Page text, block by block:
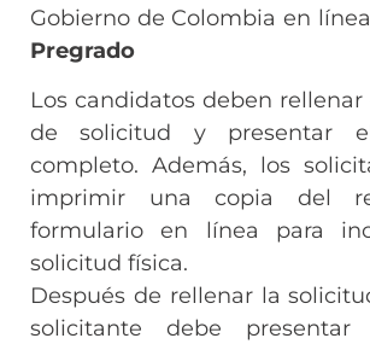
Gobierno de Colombia en
Pregrado
Los candidatos deben
de solicitud y presentar
completo. Además, los
imprimir una copia del
formulario en línea para
solicitud física.
Después de rellenar la
solicitante debe